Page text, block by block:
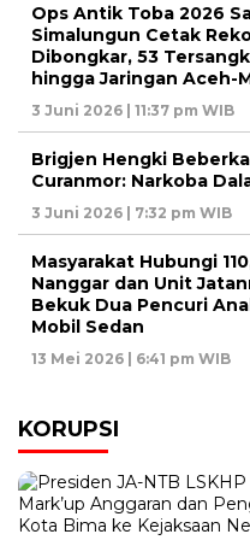
Ops Antik Toba 2026
Simalungun Cetak
Dibongkar, 53
hingga Jaringan Aceh-
3 Juni 2026 | 11:37 pm WIB
Brigjen Hengki
Curanmor: Narkoba
3 Juni 2026 | 7:32 pm WIB
Masyarakat Hubungi
Nanggar dan Unit
Bekuk Dua Pencuri
Mobil Sedan
13 Mei 2026 | 6:41 pm WIB
KORUPSI